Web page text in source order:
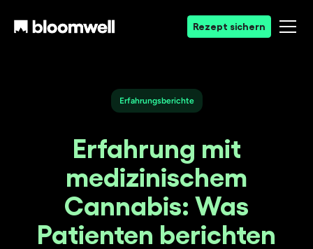
Rezept sichern
Erfahrungsberichte
Erfahrung mit
medizinischem
Cannabis: Was
Patienten berichten